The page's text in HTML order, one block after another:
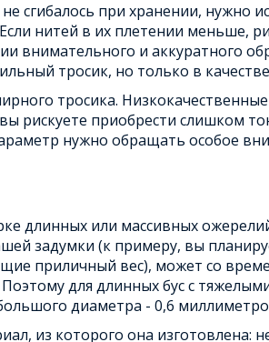
сгибалось при хранении, нужно
нитей в их плетении меньше,
внимательного и аккуратного
тросик, но только в
тросика.
рискуете приобрести слишком
нужно обращать особое
длинных или массивных
задумки (к примеру, вы
приличный вес), может со
для длинных бус с
диаметра - 0,6
из которого она изготовлена: